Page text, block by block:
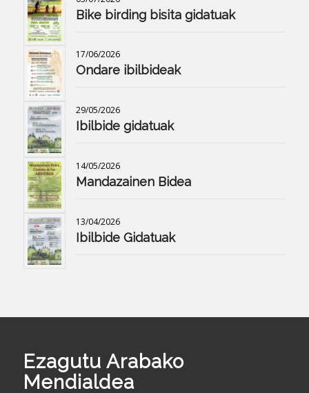
Bike birding bisita gidatuak
17/06/2026
Ondare ibilbideak
29/05/2026
Ibilbide gidatuak
14/05/2026
Mandazainen Bidea
13/04/2026
Ibilbide Gidatuak
Ezagutu Arabako
Mendialdea